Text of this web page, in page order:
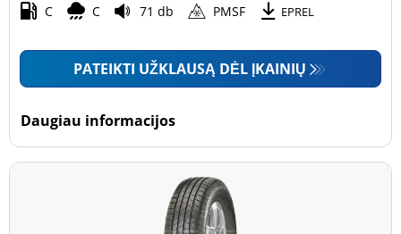
C C 71 db PMSF EPREL
PATEIKTI UŽKLAUSĄ DĖL ĮKAINIŲ
Daugiau informacijos